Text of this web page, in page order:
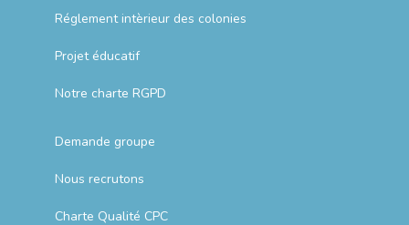
Réglement intèrieur des colonies
Projet éducatif
Notre charte RGPD
Demande groupe
Nous recrutons
Charte Qualité CPC